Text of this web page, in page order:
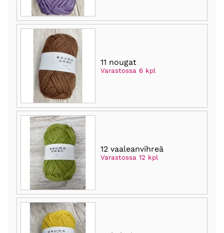
11 nougat
Varastossa 6 kpl
12 vaaleanvihreä
Varastossa 12 kpl